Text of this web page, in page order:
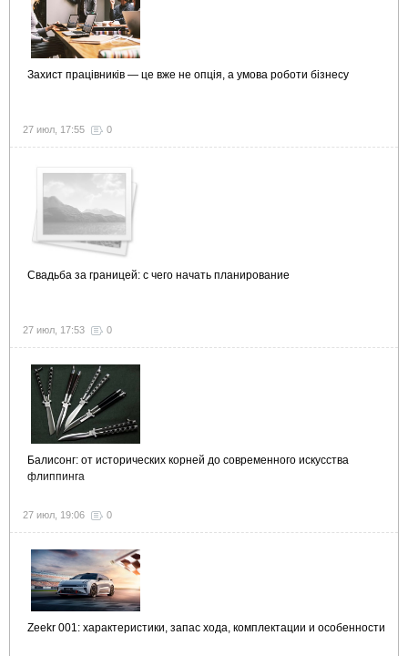
Захист працівників — це вже не опція, а умова роботи бізнесу
27 июл, 17:55 0
Свадьба за границей: с чего начать планирование
27 июл, 17:53 0
Балисонг: от исторических корней до современного искусства
флиппинга
27 июл, 19:06 0
Zeekr 001: характеристики, запас хода, комплектации и особенности